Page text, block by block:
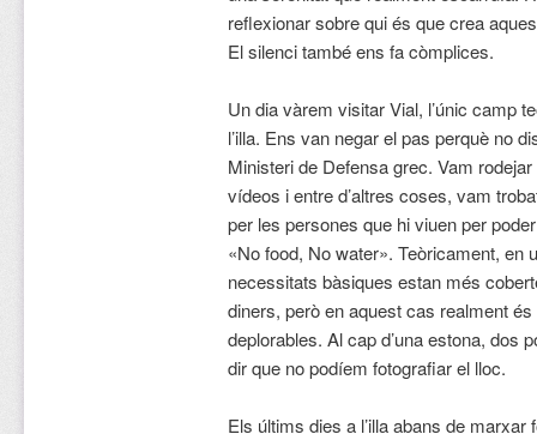
reflexionar sobre qui és que crea
El silenci també ens fa còmplices.
Un dia vàrem visitar Vial, l’únic camp
l’illa. Ens van negar el pas perquè no
Ministeri de Defensa grec. Vam
vídeos i entre d’altres coses, vam
per les persones que hi viuen per
«No food, No water». Teòricament, en
necessitats bàsiques estan més
diners, però en aquest cas realment
deplorables. Al cap d’una estona, dos
dir que no podíem fotografiar el lloc.
Els últims dies a l’illa abans de